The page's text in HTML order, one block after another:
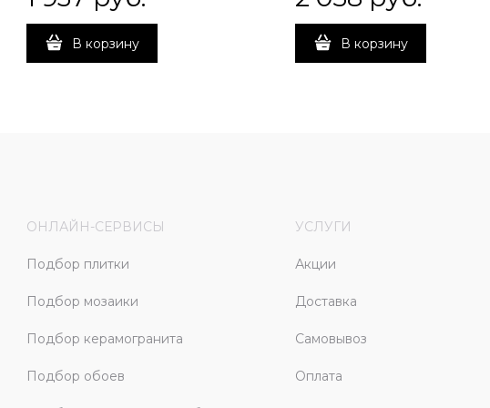
В корзину В корзину
ОНЛАЙН-СЕРВИСЫ
Подбор плитки
Подбор мозаики
Подбор керамогранита
Подбор обоев
УСЛУГИ
Акции
Доставка
Самовывоз
Оплата